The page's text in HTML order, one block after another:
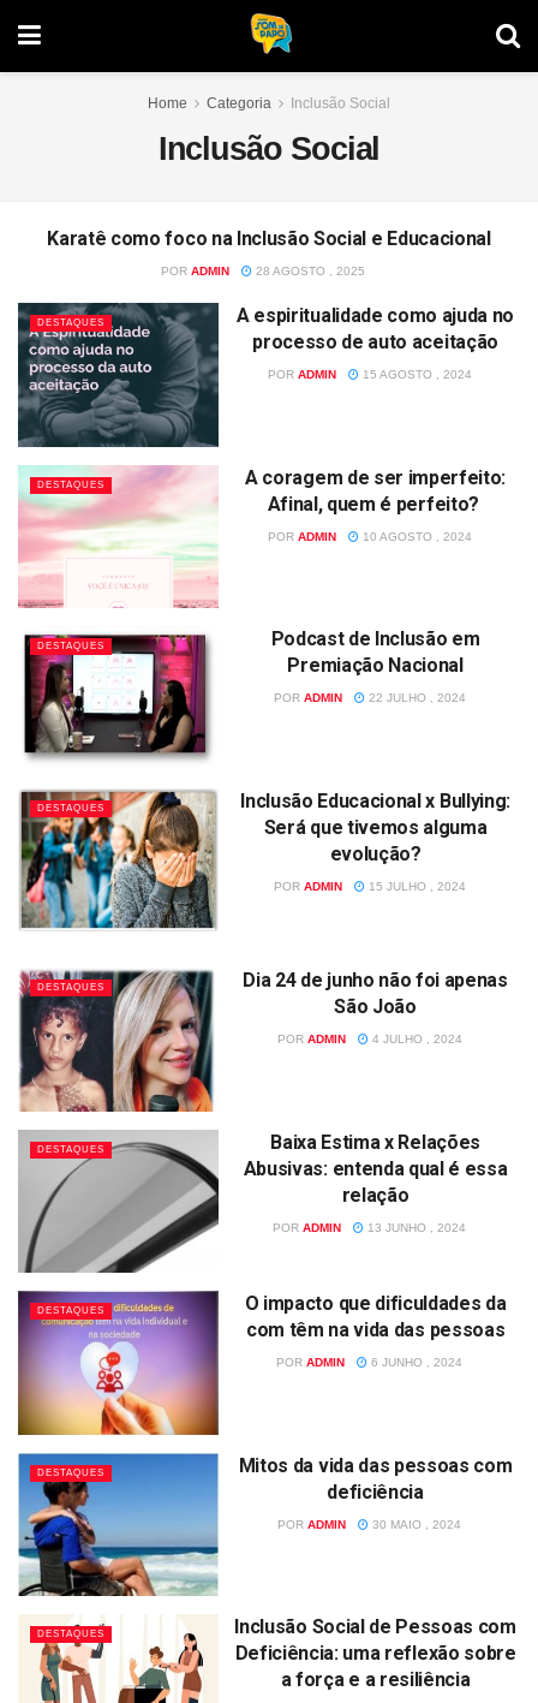
Home Categoria Inclusão Social
Inclusão Social
DESTAQUES
Karatê como foco na Inclusão Social e Educacional
POR ADMIN 28 AGOSTO , 2025
DESTAQUES
A espiritualidade como ajuda no
processo de auto aceitação
POR ADMIN 15 AGOSTO , 2024
DESTAQUES
A coragem de ser imperfeito:
Afinal, quem é perfeito?
POR ADMIN 10 AGOSTO , 2024
DESTAQUES
Podcast de Inclusão em
Premiação Nacional
POR ADMIN 22 JULHO , 2024
DESTAQUES
Inclusão Educacional x Bullying:
Será que tivemos alguma
evolução?
POR ADMIN 15 JULHO , 2024
DESTAQUES
Dia 24 de junho não foi apenas
São João
POR ADMIN 4 JULHO , 2024
DESTAQUES
Baixa Estima x Relações
Abusivas: entenda qual é essa
relação
POR ADMIN 13 JUNHO , 2024
DESTAQUES
O impacto que dificuldades da
com têm na vida das pessoas
POR ADMIN 6 JUNHO , 2024
DESTAQUES
Mitos da vida das pessoas com
deficiência
POR ADMIN 30 MAIO , 2024
DESTAQUES
Inclusão Social de Pessoas com
Deficiência: uma reflexão sobre
a força e a resiliência